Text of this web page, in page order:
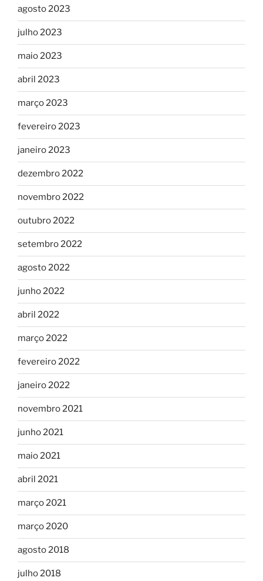
agosto 2023
julho 2023
maio 2023
abril 2023
março 2023
fevereiro 2023
janeiro 2023
dezembro 2022
novembro 2022
outubro 2022
setembro 2022
agosto 2022
junho 2022
abril 2022
março 2022
fevereiro 2022
janeiro 2022
novembro 2021
junho 2021
maio 2021
abril 2021
março 2021
março 2020
agosto 2018
julho 2018